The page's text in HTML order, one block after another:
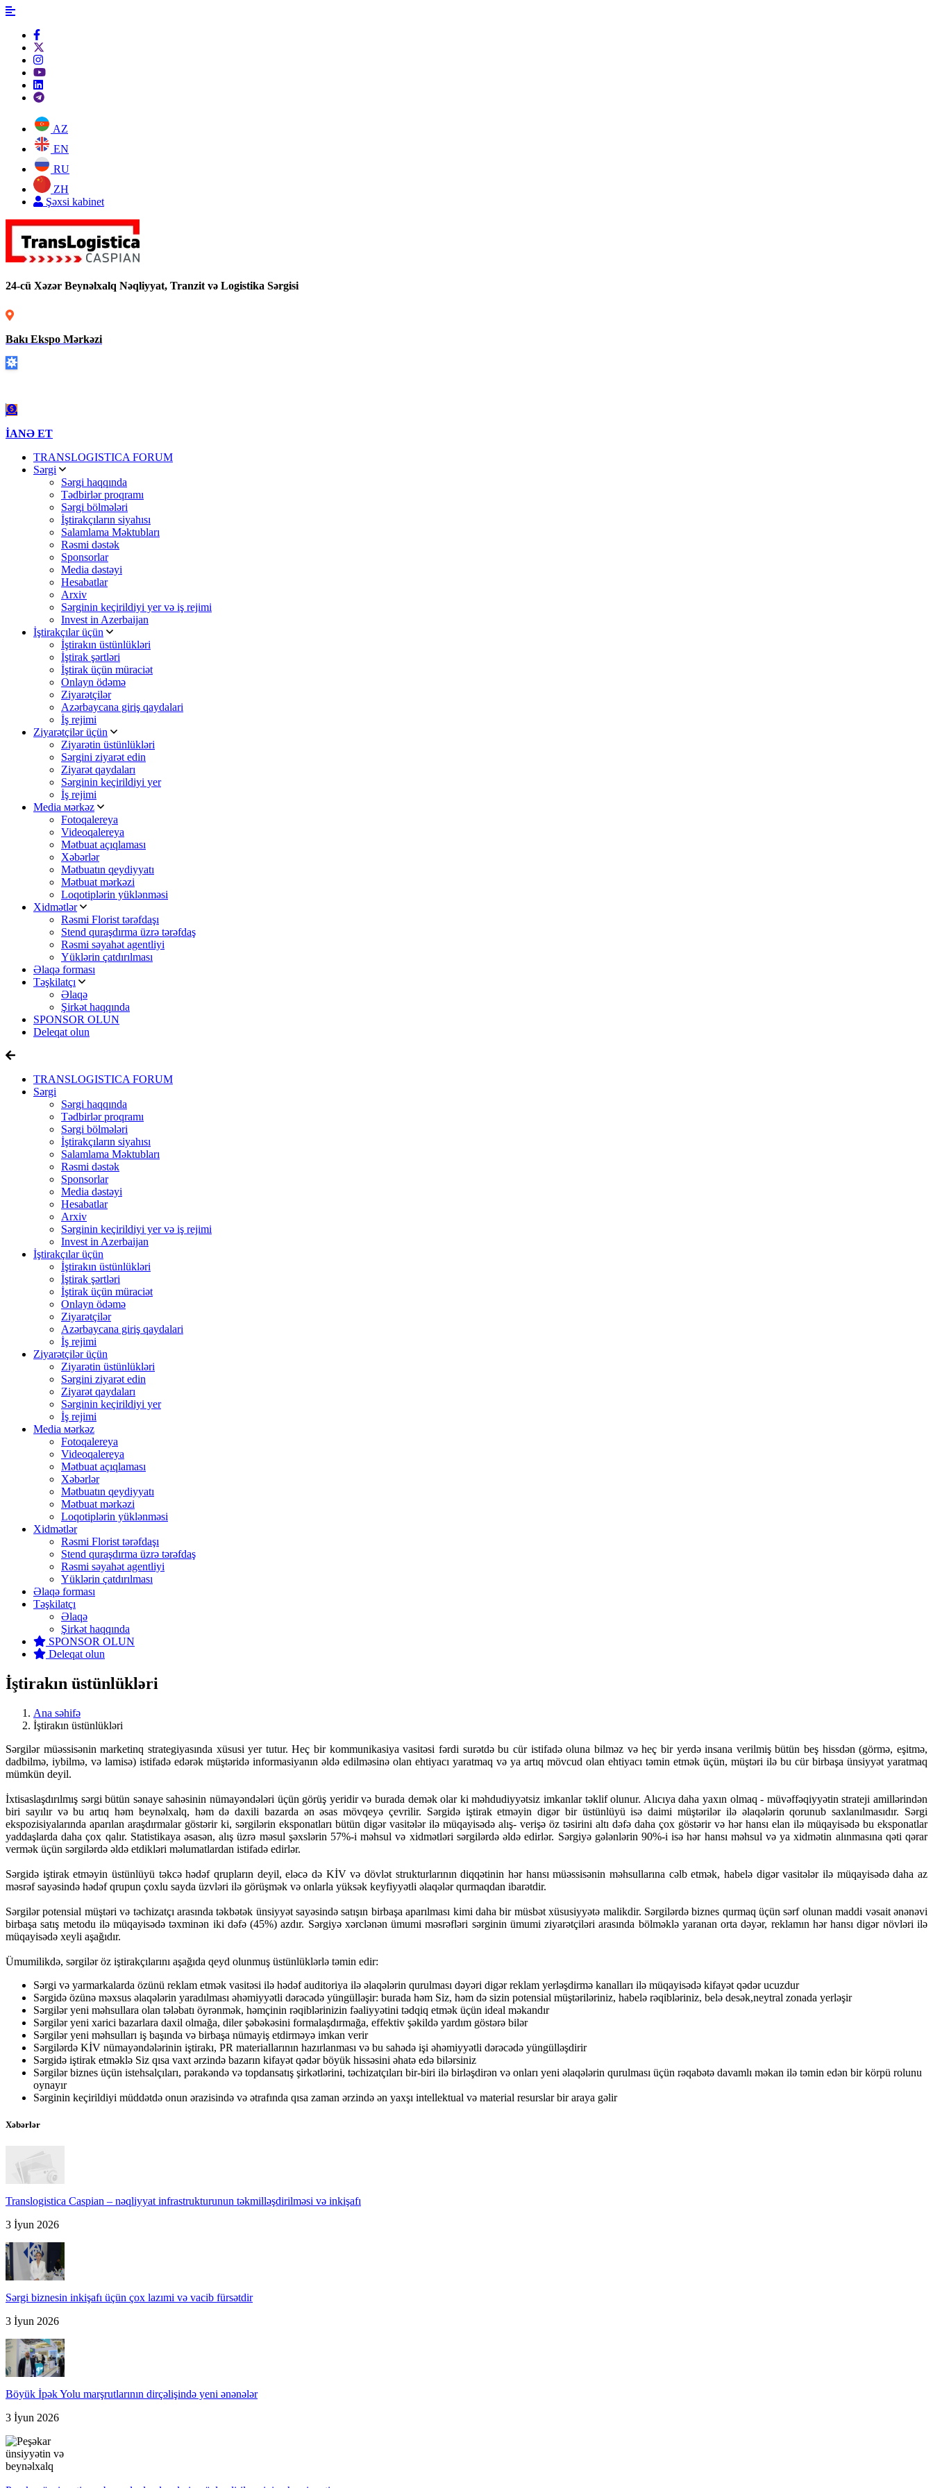
AZ
EN
RU
ZH
Şəxsi kabinet
24-cü Xəzər Beynəlxalq Nəqliyyat, Tranzit və Logistika Sərgisi
Bakı Ekspo Mərkəzi
İANƏ ET
TRANSLOGISTICA FORUM
Sərgi
Sərgi haqqında
Tədbirlər proqramı
Sərgi bölmələri
İştirakçıların siyahısı
Salamlama Məktubları
Rəsmi dəstək
Sponsorlar
Media dəstəyi
Hesabatlar
Arxiv
Sərginin keçirildiyi yer və iş rejimi
Invest in Azerbaijan
İştirakçılar üçün
İştirakın üstünlükləri
İştirak şərtləri
İştirak üçün müraciət
Onlayn ödəmə
Ziyarətçilər
Azərbaycana giriş qaydalari
İş rejimi
Ziyarətçilər üçün
Ziyarətin üstünlükləri
Sərgini ziyarət edin
Ziyarət qaydaları
Sərginin keçirildiyi yer
İş rejimi
Media мərkəz
Fotoqalereya
Videoqalereya
Mətbuat açıqlaması
Xəbərlər
Mətbuatın qeydiyyatı
Mətbuat mərkəzi
Loqotiplərin yüklənməsi
Xidmətlər
Rəsmi Florist tərəfdaşı
Stend quraşdırma üzrə tərəfdaş
Rəsmi səyahət agentliyi
Yüklərin çatdırılması
Əlaqə forması
Təşkilatçı
Əlaqə
Şirkət haqqında
SPONSOR OLUN
Deleqat olun
TRANSLOGISTICA FORUM
Sərgi
Sərgi haqqında
Tədbirlər proqramı
Sərgi bölmələri
İştirakçıların siyahısı
Salamlama Məktubları
Rəsmi dəstək
Sponsorlar
Media dəstəyi
Hesabatlar
Arxiv
Sərginin keçirildiyi yer və iş rejimi
Invest in Azerbaijan
İştirakçılar üçün
İştirakın üstünlükləri
İştirak şərtləri
İştirak üçün müraciət
Onlayn ödəmə
Ziyarətçilər
Azərbaycana giriş qaydalari
İş rejimi
Ziyarətçilər üçün
Ziyarətin üstünlükləri
Sərgini ziyarət edin
Ziyarət qaydaları
Sərginin keçirildiyi yer
İş rejimi
Media мərkəz
Fotoqalereya
Videoqalereya
Mətbuat açıqlaması
Xəbərlər
Mətbuatın qeydiyyatı
Mətbuat mərkəzi
Loqotiplərin yüklənməsi
Xidmətlər
Rəsmi Florist tərəfdaşı
Stend quraşdırma üzrə tərəfdaş
Rəsmi səyahət agentliyi
Yüklərin çatdırılması
Əlaqə forması
Təşkilatçı
Əlaqə
Şirkət haqqında
SPONSOR OLUN
Deleqat olun
İştirakın üstünlükləri
Ana səhifə
İştirakın üstünlükləri
Sərgilər müəssisənin marketinq strategiyasında xüsusi yer tutur. Heç bir kommunikasiya vasitəsi fərdi surətdə bu cür istifadə oluna bilməz və heç bir yerdə insana verilmiş bütün beş hissdən (görmə, eşitmə,
dadbilmə, iybilmə, və lamisə) istifadə edərək müştəridə informasiyanın əldə edilməsinə olan ehtiyacı yaratmaq və ya artıq mövcud olan ehtiyacı təmin etmək üçün, müştəri ilə bu cür birbaşa ünsiyyət yaratmaq
mümkün deyil.
İxtisaslaşdırılmış sərgi bütün sənaye sahəsinin nümayəndələri üçün görüş yeridir və burada demək olar ki məhdudiyyətsiz imkanlar təklif olunur. Alıcıya daha yaxın olmaq - müvəffəqiyyətin strateji amillərindən
biri sayılır və bu artıq həm beynəlxalq, həm də daxili bazarda ən əsas mövqeyə çevrilir. Sərgidə iştirak etməyin digər bir üstünlüyü isə daimi müştərilər ilə əlaqələrin qorunub saxlanılmasıdır. Sərgi
ekspozisiyalarında aparılan araşdırmalar göstərir ki, sərgilərin eksponatları bütün digər vasitələr ilə müqayisədə alış- verişə öz təsirini altı dəfə daha çox göstərir və hər hansı elan ilə müqayisədə bu eksponatlar
yaddaşlarda daha çox qalır. Statistikaya əsasən, alış üzrə məsul şəxslərin 57%-i məhsul və xidmətləri sərgilərdə əldə edirlər. Sərgiyə gələnlərin 90%-i isə hər hansı məhsul və ya xidmətin alınmasına qəti qərar
vermək üçün sərgilərdə əldə etdikləri məlumatlardan istifadə edirlər.
Sərgidə iştirak etməyin üstünlüyü təkcə hədəf qrupların deyil, eləcə də KİV və dövlət strukturlarının diqqətinin hər hansı müəssisənin məhsullarına cəlb etmək, habelə digər vasitələr ilə müqayisədə daha az
məsrəf sayəsində hədəf qrupun çoxlu sayda üzvləri ilə görüşmək və onlarla yüksək keyfiyyətli əlaqələr qurmaqdan ibarətdir.
Sərgilər potensial müştəri və təchizatçı arasında təkbətək ünsiyyət sayəsində satışın birbaşa aparılması kimi daha bir müsbət xüsusiyyətə malikdir. Sərgilərdə biznes qurmaq üçün sərf olunan maddi vəsait ənənəvi
birbaşa satış metodu ilə müqayisədə təxminən iki dəfə (45%) azdır. Sərgiyə xərclənən ümumi məsrəfləri sərginin ümumi ziyarətçiləri arasında bölməklə yaranan orta dəyər, reklamın hər hansı digər növləri ilə
müqayisədə xeyli aşağıdır.
Ümumilikdə, sərgilər öz iştirakçılarını aşağıda qeyd olunmuş üstünlüklərlə təmin edir:
Sərgi və yarmarkalarda özünü reklam etmək vasitəsi ilə hədəf auditoriya ilə əlaqələrin qurulması dəyəri digər reklam yerləşdirmə kanalları ilə müqayisədə kifayət qədər ucuzdur
Sərgidə özünə məxsus əlaqələrin yaradılması əhəmiyyətli dərəcədə yüngülləşir: burada həm Siz, həm də sizin potensial müştəriləriniz, habelə rəqibləriniz, belə desək,neytral zonada yerləşir
Sərgilər yeni məhsullara olan tələbatı öyrənmək, həmçinin rəqiblərinizin fəaliyyətini tədqiq etmək üçün ideal məkandır
Sərgilər yeni xarici bazarlara daxil olmağa, diler şəbəkəsini formalaşdırmağa, effektiv şəkildə yardım göstərə bilər
Sərgilər yeni məhsulları iş başında və birbaşa nümayiş etdirməyə imkan verir
Sərgilərdə KİV nümayəndələrinin iştirakı, PR materiallarının hazırlanması və bu sahədə işi əhəmiyyətli dərəcədə yüngülləşdirir
Sərgidə iştirak etməklə Siz qısa vaxt ərzində bazarın kifayət qədər böyük hissəsini əhatə edə bilərsiniz
Sərgilər biznes üçün istehsalçıları, pərakəndə və topdansatış şirkətlərini, təchizatçıları bir-biri ilə birləşdirən və onları yeni əlaqələrin qurulması üçün rəqabətə davamlı məkan ilə təmin edən bir körpü rolunu
oynayır
Sərginin keçirildiyi müddətdə onun ərazisində və ətrafında qısa zaman ərzində ən yaxşı intellektual və material resurslar bir araya gəlir
Xəbərlər
Translogistica Caspian – nəqliyyat infrastrukturunun təkmilləşdirilməsi və inkişafı
3 İyun 2026
Sərgi biznesin inkişafı üçün çox lazımi və vacib fürsətdir
3 İyun 2026
Böyük İpək Yolu marşrutlarının dirçəlişində yeni ənənələr
3 İyun 2026